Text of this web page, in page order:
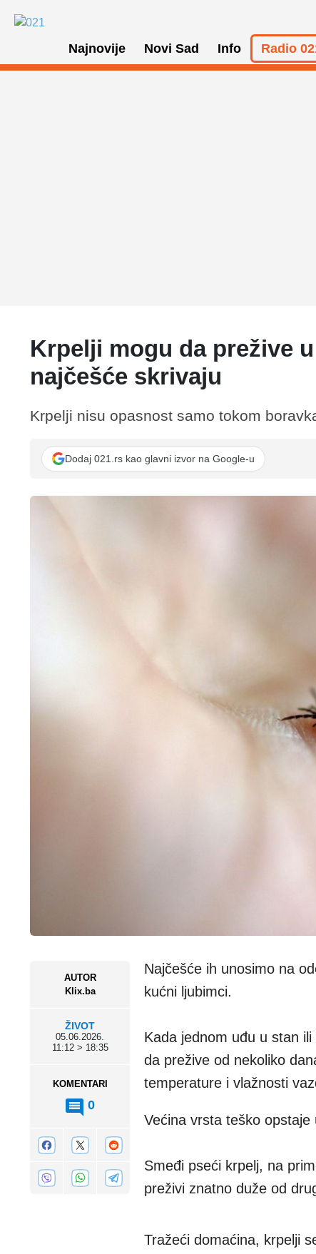
Najnovije Novi Sad Info Radio
Krpelji mogu da prežive
najčešće skrivaju
AUTOR
Klix.ba
ŽIVOT
05.06.2026.
11:12 > 18:35
KOMENTARI
0
Krpelji nisu opasnost samo tokom
Dodaj 021.rs kao glavni izvor na Google-u
Najčešće ih unosimo na
kućni ljubimci.
Kada jednom uđu u stan
da prežive od nekoliko
temperature i vlažnosti
Većina vrsta teško
Smeđi pseći krpelj, na
preživi znatno duže od
Tražeći domaćina, krpelji